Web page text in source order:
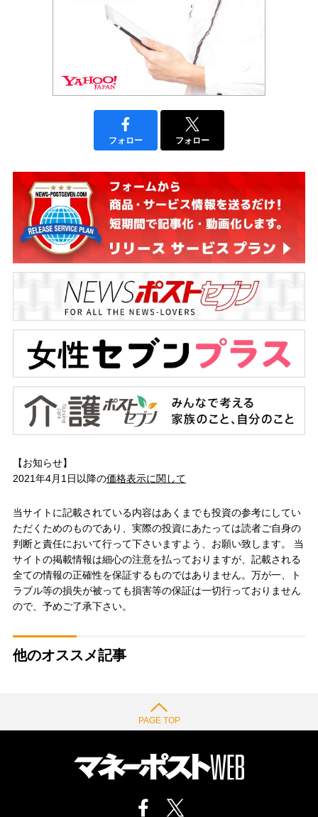
フォロー フォロー
【お知らせ】
2021年4月1日以降の価格表示に関して
当サイトに記載されている内容はあくまでも投資の参考にしてい
ただくためのものであり、実際の投資にあたっては読者ご自身の
判断と責任において行って下さいますよう、お願い致します。 当
サイトの掲載情報は細心の注意を払っておりますが、記載される
全ての情報の正確性を保証するものではありません。万が一、ト
ラブル等の損失が被っても損害等の保証は一切行っておりません
ので、予めご了承下さい。
他のオススメ記事
PAGE TOP